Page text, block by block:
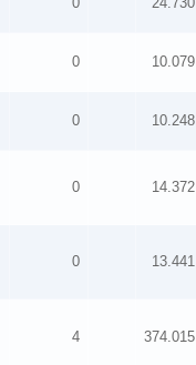
0 10.079
0 10.248
0 14.372
0 13.441
4 374.015